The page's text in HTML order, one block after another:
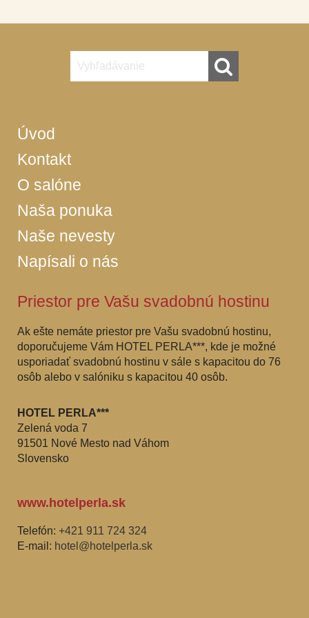
Úvod
Kontakt
O salóne
Naša ponuka
Naše nevesty
Napísali o nás
Priestor pre Vašu svadobnú hostinu
Ak ešte nemáte priestor pre Vašu svadobnú hostinu,
doporučujeme Vám HOTEL PERLA***, kde je možné
usporiadať svadobnú hostinu v sále s kapacitou do 76
osôb alebo v salóniku s kapacitou 40 osôb.
HOTEL PERLA***
Zelená voda 7
91501 Nové Mesto nad Váhom
Slovensko
www.hotelperla.sk
Telefón: +421 911 724 324
E-mail: hotel@hotelperla.sk